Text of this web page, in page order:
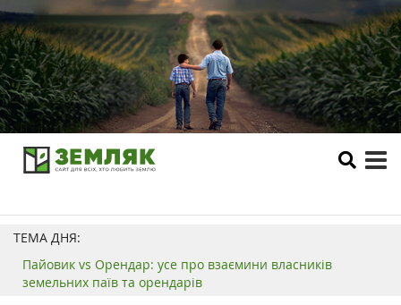
ТЕМА ДНЯ:
Пайовик vs Орендар: усе про взаємини власників
земельних паїв та орендарів